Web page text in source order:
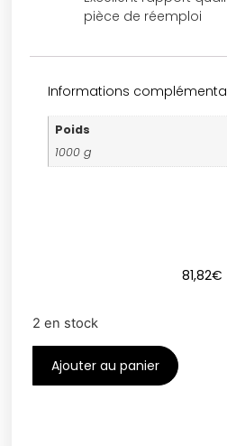
pièce de réemploi
Informations
Poids
1000 g
81,82€
2 en stock
Ajouter au panier